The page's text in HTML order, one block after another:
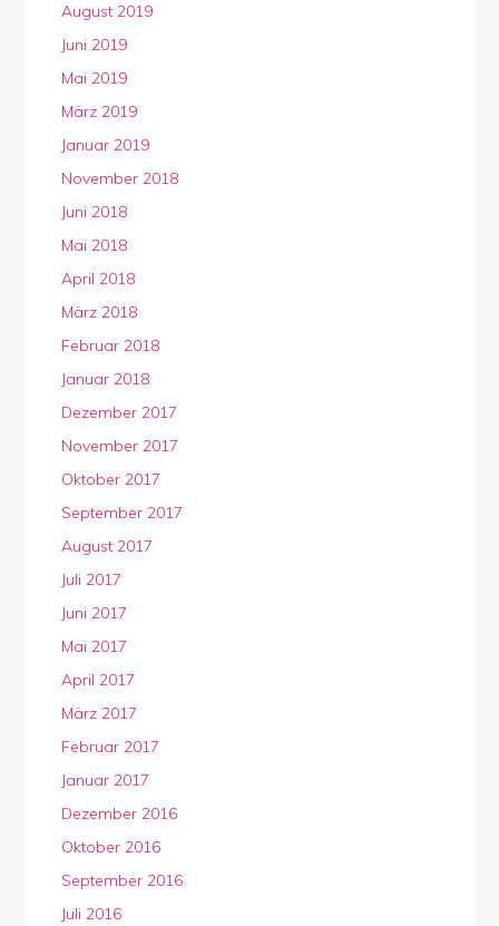
August 2019
Juni 2019
Mai 2019
März 2019
Januar 2019
November 2018
Juni 2018
Mai 2018
April 2018
März 2018
Februar 2018
Januar 2018
Dezember 2017
November 2017
Oktober 2017
September 2017
August 2017
Juli 2017
Juni 2017
Mai 2017
April 2017
März 2017
Februar 2017
Januar 2017
Dezember 2016
Oktober 2016
September 2016
Juli 2016